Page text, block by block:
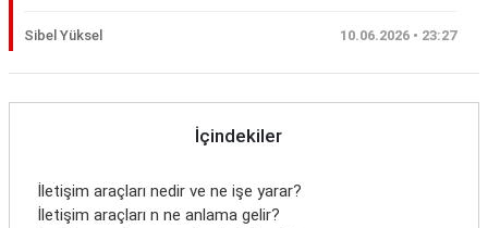
Sibel Yüksel 10.06.2026 • 23:27
İçindekiler
İletişim araçları nedir ve ne işe yarar?
İletişim araçları n ne anlama gelir?